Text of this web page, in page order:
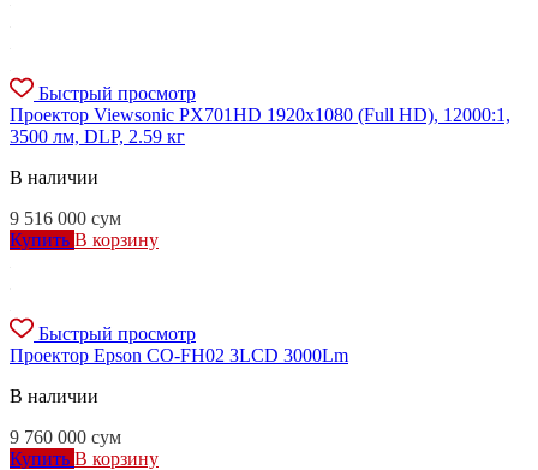
Быстрый просмотр
Проектор Viewsonic PX701HD 1920x1080 (Full HD), 12000:1,
3500 лм, DLP, 2.59 кг
В наличии
9 516 000 сум
Купить В корзину
Быстрый просмотр
Проектор Epson CO-FH02 3LCD 3000Lm
В наличии
9 760 000 сум
Купить В корзину